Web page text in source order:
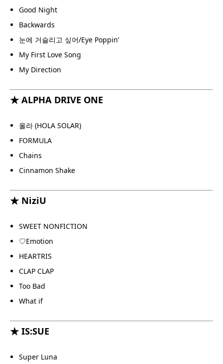
Good Night
Backwards
눈에 거슬리고 싶어/Eye Poppin’
My First Love Song
My Direction
★ ALPHA DRIVE ONE
올라 (HOLA SOLAR)
FORMULA
Chains
Cinnamon Shake
★ NiziU
SWEET NONFICTION
♡Emotion
HEARTRIS
CLAP CLAP
Too Bad
What if
★ IS:SUE
Super Luna